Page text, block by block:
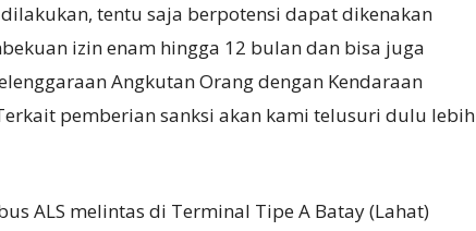
tentu saja berpotensi dapat dikenakan
izin enam hingga 12 bulan dan bisa juga
Angkutan Orang dengan Kendaraan
pemberian sanksi akan kami telusuri dulu lebih
ALS melintas di Terminal Tipe A Batay (Lahat)